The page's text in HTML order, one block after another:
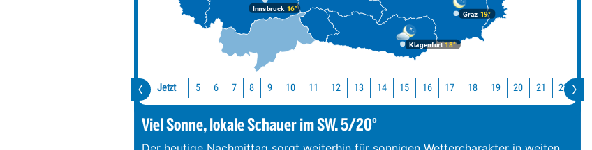
Graz 19°
Innsbruck16°
Klagenfurt18°
Jetzt 5 6 7 8 9 10 11 12 13 14 15 16 17 18 19 20 21 22
Viel Sonne, lokale Schauer im SW. 5/20°